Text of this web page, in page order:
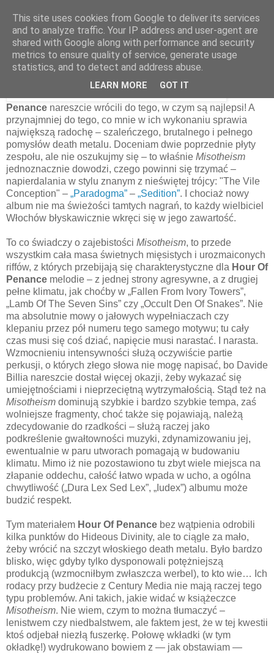
31 marca 2020
Hour Of Penance – Misotheism [2019]
Penance nareszcie wrócili do tego, w czym są najlepsi! A
przynajmniej do tego, co mnie w ich wykonaniu sprawia
największą radochę – szaleńczego, brutalnego i pełnego
pomysłów death metalu. Doceniam dwie poprzednie płyty
zespołu, ale nie oszukujmy się – to właśnie Misotheism
jednoznacznie dowodzi, czego powinni się trzymać –
napierdalania w stylu znanym z nieświętej trójcy: "The Vile
Conception" – „Paradogma” – „Sedition”. I chociaż nowy
album nie ma świeżości tamtych nagrań, to każdy wielbiciel
Włochów błyskawicznie wkręci się w jego zawartość.
To co świadczy o zajebistości Misotheism, to przede
wszystkim cała masa świetnych mięsistych i urozmaiconych
riffów, z których przebijają się charakterystyczne dla Hour Of
Penance melodie – z jednej strony agresywne, a z drugiej
pełne klimatu, jak choćby w „Fallen From Ivory Towers”,
„Lamb Of The Seven Sins” czy „Occult Den Of Snakes”. Nie
ma absolutnie mowy o jałowych wypełniaczach czy
klepaniu przez pół numeru tego samego motywu; tu cały
czas musi się coś dziać, napięcie musi narastać. I narasta.
Wzmocnieniu intensywności służą oczywiście partie
perkusji, o których złego słowa nie mogę napisać, bo Davide
Billia nareszcie dostał więcej okazji, żeby wykazać się
umiejętnościami i nieprzeciętną wytrzymałością. Stąd też na
Misotheism dominują szybkie i bardzo szybkie tempa, zaś
wolniejsze fragmenty, choć także się pojawiają, należą
zdecydowanie do rzadkości – służą raczej jako
podkreślenie gwałtowności muzyki, zdynamizowaniu jej,
ewentualnie w paru utworach pomagają w budowaniu
klimatu. Mimo iż nie pozostawiono tu zbyt wiele miejsca na
złapanie oddechu, całość łatwo wpada w ucho, a ogólna
chwytliwość („Dura Lex Sed Lex”, „Iudex”) albumu może
budzić respekt.
Tym materiałem Hour Of Penance bez wątpienia odrobili
kilka punktów do Hideous Divinity, ale to ciągle za mało,
żeby wrócić na szczyt włoskiego death metalu. Było bardzo
blisko, więc gdyby tylko dysponowali potężniejszą
produkcją (wzmocniłbym zwłaszcza werbel), to kto wie… Ich
rodacy przy budżecie z Century Media nie mają raczej tego
typu problemów. Ani takich, jakie widać w książeczce
Misotheism. Nie wiem, czym to można tłumaczyć –
lenistwem czy niedbalstwem, ale faktem jest, że w tej kwestii
ktoś odjebał niezłą fuszerkę. Połowę wkładki (w tym
okładkę!) wydrukowano bowiem z — jak obstawiam —
This site uses cookies from Google to deliver its services
and to analyze traffic. Your IP address and user-agent are
shared with Google along with performance and security
metrics to ensure quality of service, generate usage
statistics, and to detect and address abuse.
LEARN MORE GOT IT